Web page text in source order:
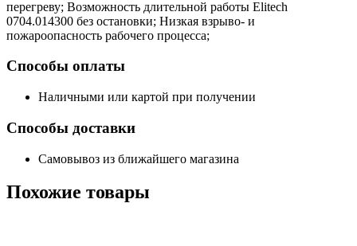
перегреву; Возможность длительной работы Elitech
0704.014300 без остановки; Низкая взрыво- и
пожароопасность рабочего процесса;
Способы оплаты
Наличными или картой при получении
Способы доставки
Самовывоз из ближайшего магазина
Похожие товары